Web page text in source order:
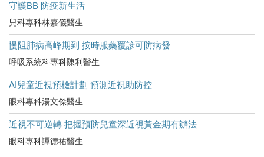
守護BB 防疫新生活
兒科專科林嘉儀醫生
慢阻肺病高峰期到 按時服藥覆診可防病發
呼吸系統科專科陳利醫生
AI兒童近視預檢計劃 預測近視助防控
眼科專科湯文傑醫生
近視不可逆轉 把握預防兒童深近視黃金期有辦法
眼科專科譚德祐醫生